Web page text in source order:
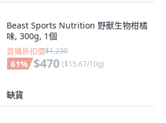
Beast Sports Nutrition 野獸生物柑橘
味, 300g, 1個
首購折扣價$1,230
61% $470 ($15.67/10g)
缺貨